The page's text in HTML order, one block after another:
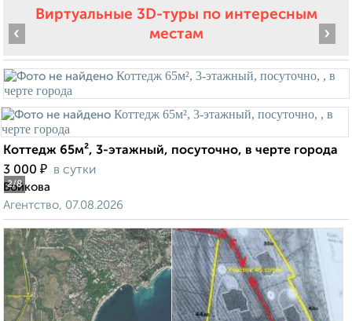
Виртуальные 3D-туры по интересным
местам
2/8
‹ ›
Коттедж 65м², 3-этажный, посуточно, в черте города
3 000 ₽ в сутки
Войкова
Агентство, 07.08.2026